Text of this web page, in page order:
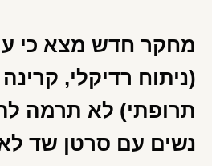
מחקר חדש מצא כי
(ניתוח רדיקלי, קרינה
תרופתי) לא תרמה
נשים עם סרטן שד